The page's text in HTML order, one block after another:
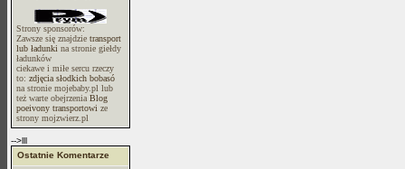
Strony sponsorów:
Zawsze się znajdzie transport
lub ładunki na stronie giełdy
ładunków
ciekawe i miłe sercu rzeczy
to: zdjęcia słodkich bobasó
na stronie mojebaby.pl lub
też warte obejrzenia Blog
poeivony transportowi ze
strony mojzwierz.pl
-->lll
Ostatnie Komentarze